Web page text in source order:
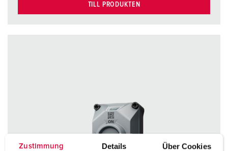
Zustimmung Details Über Cookies
TILL PRODUKTEN